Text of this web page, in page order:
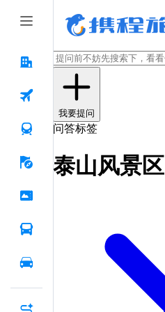
我要提问
问答标签
泰山风景区